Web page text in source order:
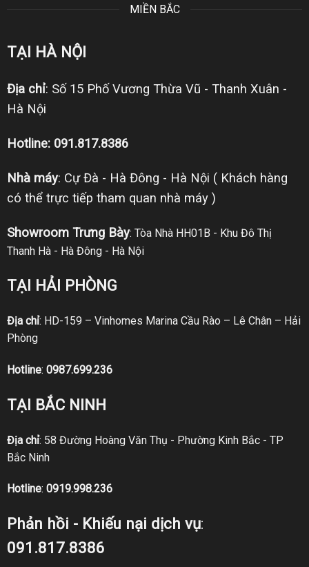
MIỀN BẮC
TẠI HÀ NỘI
Địa chỉ: Số 15 Phố Vương Thừa Vũ - Thanh Xuân -
Hà Nội
Hotline: 091.817.8386
Nhà máy: Cự Đà - Hà Đông - Hà Nội ( Khách hàng
có thể trực tiếp tham quan nhà máy )
Showroom Trưng Bày: Tòa Nhà HH01B - Khu Đô Thị
Thanh Hà - Hà Đông - Hà Nội
TẠI HẢI PHÒNG
Địa chỉ: HD-159 – Vinhomes Marina Cầu Rào – Lê Chân – Hải
Phòng
Hotline: 0987.699.236
TẠI BẮC NINH
Địa chỉ: 58 Đường Hoàng Văn Thụ - Phường Kinh Bắc - TP
Bắc Ninh
Hotline: 0919.998.236
Phản hồi - Khiếu nại dịch vụ:
091.817.8386